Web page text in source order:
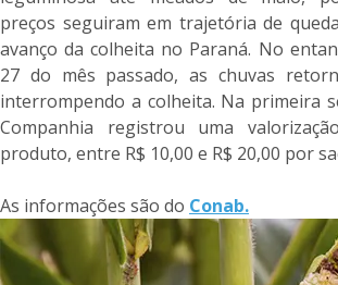
preços seguiram em trajetória de
avanço da colheita no Paraná. No
27 do mês passado, as chuvas
interrompendo a colheita. Na primeira
Companhia registrou uma
produto, entre R$ 10,00 e R$ 20,00 por
As informações são do Conab.